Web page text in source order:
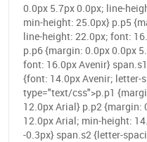
0.0px 5.7px 0.0px; line-
min-height: 25.0px} p.p5
line-height: 22.0px; font:
p.p6 {margin: 0.0px 0.0px
font: 16.0px Avenir}
{font: 14.0px Avenir; letter-
type="text/css">p.p1
12.0px Arial} p.p2 {margin:
12.0px Arial; min-height:
-0.3px} span.s2 {letter-